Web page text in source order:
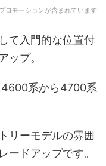
ロモーションが含まれています
て入門的な位置付
ップ。
系から4700系
リーモデルの雰囲
ードアップです。